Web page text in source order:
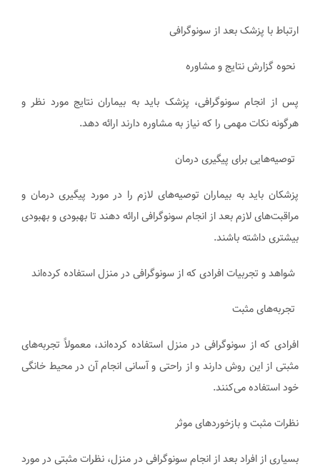
ارتباط با پزشک بعد از سونوگرافی
نحوه گزارش نتایج و مشاوره
پس از انجام سونوگرافی، پزشک باید به بیماران نتایج مورد نظر و
هرگونه نکات مهمی را که نیاز به مشاوره دارند ارائه دهد.
توصیه‌هایی برای پیگیری درمان
پزشکان باید به بیماران توصیه‌های لازم را در مورد پیگیری درمان و
مراقبت‌های لازم بعد از انجام سونوگرافی ارائه دهند تا بهبودی و بهبودی
بیشتری داشته باشند.
شواهد و تجربیات افرادی که از سونوگرافی در منزل استفاده کرده‌اند
تجربه‌های مثبت
افرادی که از سونوگرافی در منزل استفاده کرده‌اند، معمولاً تجربه‌های
مثبتی از این روش دارند و از راحتی و آسانی انجام آن در محیط خانگی
خود استفاده می‌کنند.
نظرات مثبت و بازخوردهای موثر
بسیاری از افراد بعد از انجام سونوگرافی در منزل، نظرات مثبتی در مورد